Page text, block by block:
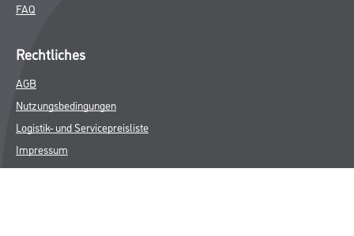
FAQ
Rechtliches
AGB
Nutzungsbedingungen
Logistik- und Servicepreisliste
Impressum
Datenschutz